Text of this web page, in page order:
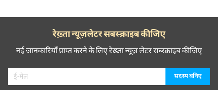
रेख़्ता न्यूज़लेटर सबस्क्राइब कीजिए
नई जानकारियाँ प्राप्त करने के लिए रेख़्ता न्यूज़ लेटर सब्स्क्राइब कीजिए